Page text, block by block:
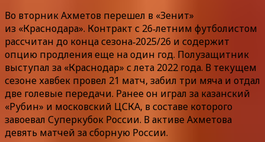
Во вторник Ахметов перешел в «Зенит»
из «Краснодара». Контракт с 26‑летним футболистом
рассчитан до конца сезона‑2025/26 и содержит
опцию продления еще на один год. Полузащитник
выступал за «Краснодар» с лета 2022 года. В текущем
сезоне хавбек провел 21 матч, забил три мяча и отдал
две голевые передачи. Ранее он играл за казанский
«Рубин» и московский ЦСКА, в составе которого
завоевал Суперкубок России. В активе Ахметова
девять матчей за сборную России.